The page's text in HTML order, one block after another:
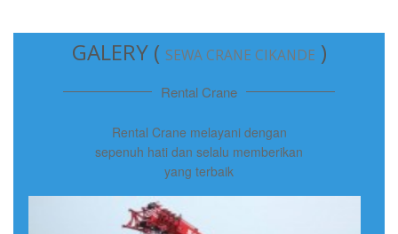
GALERY ( SEWA CRANE CIKANDE )
Rental Crane
Rental Crane melayani dengan
sepenuh hati dan selalu memberikan
yang terbaik